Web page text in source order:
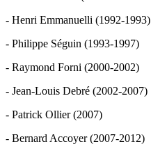
- Henri Emmanuelli (1992-1993)
- Philippe Séguin (1993-1997)
- Raymond Forni (2000-2002)
- Jean-Louis Debré (2002-2007)
- Patrick Ollier (2007)
- Bernard Accoyer (2007-2012)